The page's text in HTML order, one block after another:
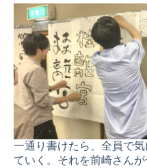
一通り書けたら、全員で
ていく。それを前崎さん